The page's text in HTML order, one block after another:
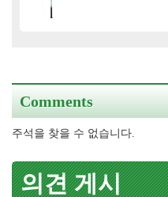
Comments
주석을 찾을 수 없습니다.
의견 게시